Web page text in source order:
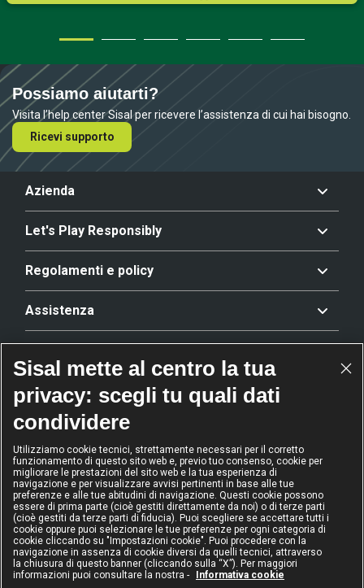
Possiamo aiutarti?
Visita l’help center Sisal per ricevere l’assistenza di cui hai bisogno.
Ricevi supporto
Azienda
Let's Play Responsibly
Regolamenti e policy
Assistenza
Riconoscimenti
2024
Operatore
dell'anno
2024
Operatore
Scommesse
sportive
2024
Operatore di
gioco sicuro
2024
Diversity &
Inclusion
IL GIOCO È VIETATO AI MINORI
Sisal mette al centro la tua
privacy: scegli tu quali dati
condividere
Utilizziamo cookie tecnici, strettamente necessari per il corretto
funzionamento di questo sito web e, previo tuo consenso, cookie per
migliorare le prestazioni del sito web e la tua esperienza di
navigazione e per visualizzare avvisi pertinenti in base alle tue
preferenze e alle tue abitudini di navigazione. Questi cookie possono
essere di prima parte (cioè gestiti direttamente da noi) o di terze parti
(cioè gestiti da terze parti di fiducia). Puoi scegliere se accettare tutti i
cookie oppure puoi selezionare le tue preferenze per ogni categoria di
cookie cliccando su "Impostazioni cookie". Puoi procedere con la
navigazione in assenza di cookie diversi da quelli tecnici, attraverso
la chiusura di questo banner (cliccando sulla “X”). Per maggiori
informazioni puoi consultare la nostra -
Informativa cookie